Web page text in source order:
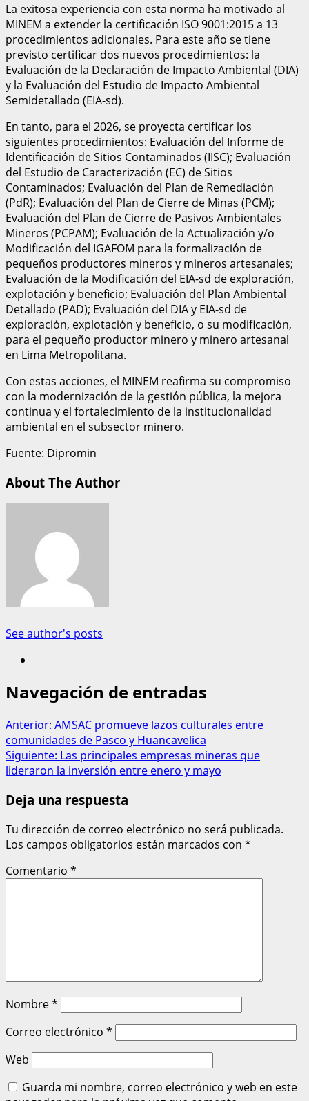
La exitosa experiencia con esta norma ha motivado al
MINEM a extender la certificación ISO 9001:2015 a 13
procedimientos adicionales. Para este año se tiene
previsto certificar dos nuevos procedimientos: la
Evaluación de la Declaración de Impacto Ambiental (DIA)
y la Evaluación del Estudio de Impacto Ambiental
Semidetallado (EIA-sd).
En tanto, para el 2026, se proyecta certificar los
siguientes procedimientos: Evaluación del Informe de
Identificación de Sitios Contaminados (IISC); Evaluación
del Estudio de Caracterización (EC) de Sitios
Contaminados; Evaluación del Plan de Remediación
(PdR); Evaluación del Plan de Cierre de Minas (PCM);
Evaluación del Plan de Cierre de Pasivos Ambientales
Mineros (PCPAM); Evaluación de la Actualización y/o
Modificación del IGAFOM para la formalización de
pequeños productores mineros y mineros artesanales;
Evaluación de la Modificación del EIA-sd de exploración,
explotación y beneficio; Evaluación del Plan Ambiental
Detallado (PAD); Evaluación del DIA y EIA-sd de
exploración, explotación y beneficio, o su modificación,
para el pequeño productor minero y minero artesanal
en Lima Metropolitana.
Con estas acciones, el MINEM reafirma su compromiso
con la modernización de la gestión pública, la mejora
continua y el fortalecimiento de la institucionalidad
ambiental en el subsector minero.
Fuente: Dipromin
About The Author
See author's posts
Navegación de entradas
Anterior: AMSAC promueve lazos culturales entre
comunidades de Pasco y Huancavelica
Siguiente: Las principales empresas mineras que
lideraron la inversión entre enero y mayo
Deja una respuesta
Tu dirección de correo electrónico no será publicada.
Los campos obligatorios están marcados con *
Comentario *
Nombre*
Correo electrónico *
Web
Guarda mi nombre, correo electrónico y web en este